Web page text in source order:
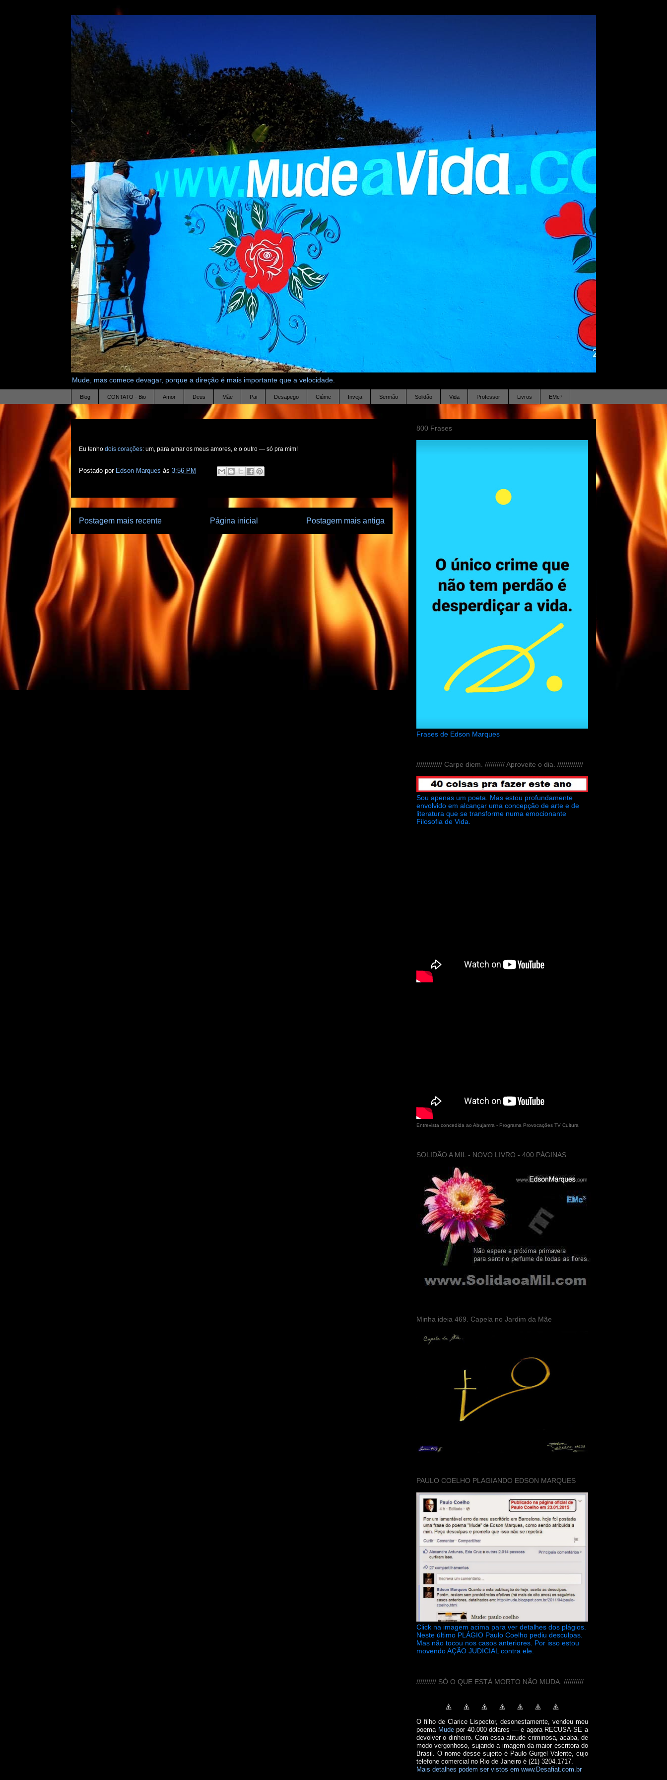
Mude, mas comece devagar, porque a direção é mais importante que a velocidade.
Blog CONTATO - Bio Amor Deus Mãe Pai Desapego Ciúme Inveja Sermão Solidão Vida Professor Livros EMc³
Eu tenho dois corações: um, para amar os meus amores, e o outro — só pra mim!
Postado por Edson Marques às 3:56 PM
Postagem mais recente Postagem mais antiga
Página inicial
800 Frases
Frases de Edson Marques
///////////// Carpe diem. ////////// Aproveite o dia. /////////////
Sou apenas um poeta. Mas estou profundamente
envolvido em alcançar uma concepção de arte e de
literatura que se transforme numa emocionante
Filosofia de Vida.
Entrevista concedida ao Abujamra - Programa Provocações TV Cultura
SOLIDÃO A MIL - NOVO LIVRO - 400 PÁGINAS
Minha ideia 469. Capela no Jardim da Mãe
PAULO COELHO PLAGIANDO EDSON MARQUES
Click na imagem acima para ver detalhes dos plágios.
Neste último PLÁGIO Paulo Coelho pediu desculpas.
Mas não tocou nos casos anteriores. Por isso estou
movendo AÇÃO JUDICIAL contra ele.
////////// SÓ O QUE ESTÁ MORTO NÃO MUDA. //////////
O filho de Clarice Lispector, desonestamente, vendeu meu
poema Mudepor 40.000 dólares — e agora RECUSA-SE a
devolver o dinheiro. Com essa atitude criminosa, acaba, de
modo vergonhoso, sujando a imagem da maior escritora do
Brasil. O nome desse sujeito é Paulo Gurgel Valente, cujo
telefone comercial no Rio de Janeiro é (21) 3204.1717.
Mais detalhes podem ser vistos em www.Desafiat.com.br